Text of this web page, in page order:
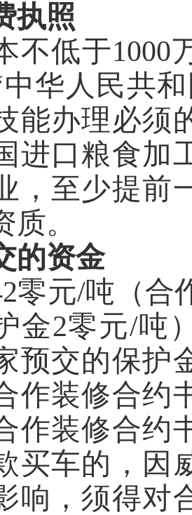
执照
不低于1000
华人民共
能办理必须
进口粮食加
，至少提前
。
的资金
零元/吨（合
金2零元/吨
预交的保护
作装修合约
作装修合约
买车的，因
响，须得对